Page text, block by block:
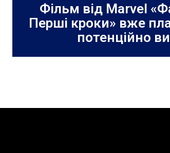
Фільм від Marvel
Перші кроки» вже
потенційно